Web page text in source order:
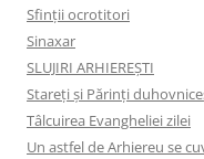
Sfinții ocrotitori
Sinaxar
SLUJIRI ARHIEREȘTI
Stareți și Părinți
Tâlcuirea Evangheliei zilei
Un astfel de Arhiereu se